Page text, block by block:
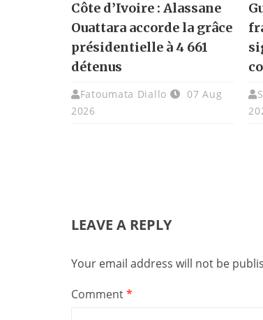
Côte d’Ivoire : Alassane
Ouattara accorde la grâce
présidentielle à 4 661
détenus
Fatoumata Diallo
07 Aug
2026
LEAVE A REPLY
Your email address will not be
Comment*